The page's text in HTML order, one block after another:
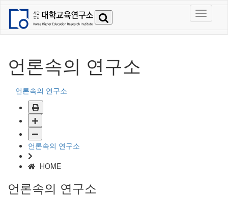
언론속의 연구소
언론속의 연구소
언론속의 연구소
HOME
언론속의 연구소